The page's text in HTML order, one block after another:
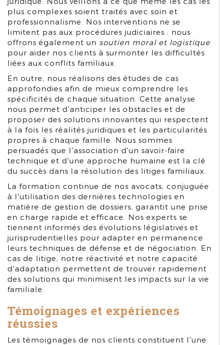
plus complexes soient traités avec soin et
professionnalisme. Nos interventions ne se
limitent pas aux procédures judiciaires : nous
offrons également un soutien moral et logistique
pour aider nos clients à surmonter les difficultés
liées aux conflits familiaux.
En outre, nous réalisons des études de cas
approfondies afin de mieux comprendre les
spécificités de chaque situation. Cette analyse
nous permet d'anticiper les obstacles et de
proposer des solutions innovantes qui respectent
à la fois les réalités juridiques et les particularités
propres à chaque famille. Nous sommes
persuadés que l'association d'un savoir-faire
technique et d'une approche humaine est la clé
du succès dans la résolution des litiges familiaux.
La formation continue de nos avocats, conjuguée
à l'utilisation des dernières technologies en
matière de gestion de dossiers, garantit une prise
en charge rapide et efficace. Nos experts se
tiennent informés des évolutions législatives et
jurisprudentielles pour adapter en permanence
leurs techniques de défense et de négociation. En
cas de litige, notre réactivité et notre capacité
d'adaptation permettent de trouver rapidement
des solutions qui minimisent les impacts sur la vie
familiale.
Témoignages et expériences
réussies
Les témoignages de nos clients constituent l'une